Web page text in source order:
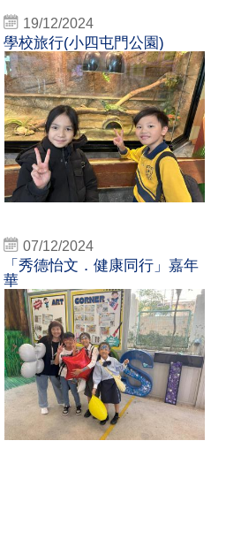
19/12/2024
學校旅行(小四屯門公園)
07/12/2024
「秀德怡文．健康同行」嘉年
華